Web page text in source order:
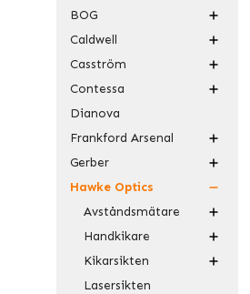
BOG
Caldwell
Casström
Contessa
Dianova
Frankford Arsenal
Gerber
Hawke Optics
Avståndsmätare
Handkikare
Kikarsikten
Lasersikten